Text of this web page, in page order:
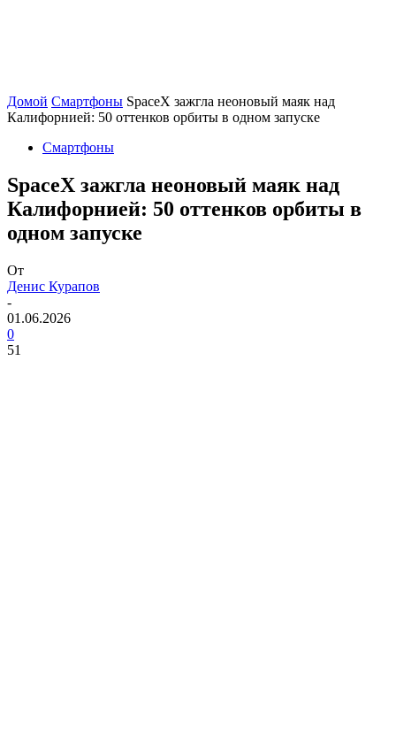
Домой Смартфоны SpaceX зажгла неоновый маяк над
Калифорнией: 50 оттенков орбиты в одном запуске
Смартфоны
SpaceX зажгла неоновый маяк над
Калифорнией: 50 оттенков орбиты в
одном запуске
От
Денис Курапов
-
01.06.2026
0
51